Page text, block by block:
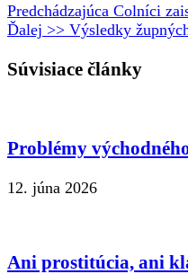
Predchádzajúca Colníci
Ďalej >> Výsledky
Súvisiace články
Problémy
12. júna 2026
Ani prostitúcia, ani